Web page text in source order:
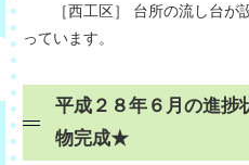
［西工区］ 台所の流し台が
っています。
平成２８年６月の進
物完成★